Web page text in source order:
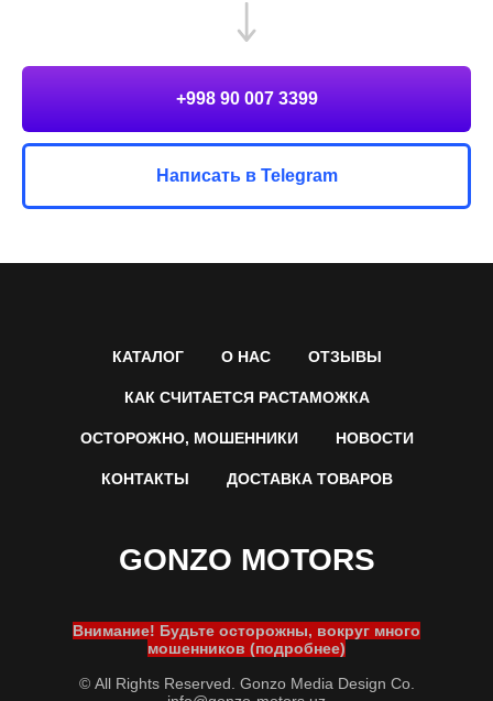
+998 90 007 3399
Написать в Telegram
КАТАЛОГ О НАС ОТЗЫВЫ
КАК СЧИТАЕТСЯ РАСТАМОЖКА
ОСТОРОЖНО, МОШЕННИКИ НОВОСТИ
КОНТАКТЫ ДОСТАВКА ТОВАРОВ
GONZO MOTORS
Внимание! Будьте осторожны, вокруг много
мошенников (подробнее)
© All Rights Reserved. Gonzo Media Design Co.